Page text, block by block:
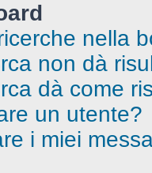
nella
non dà
dà come
un utente?
i miei